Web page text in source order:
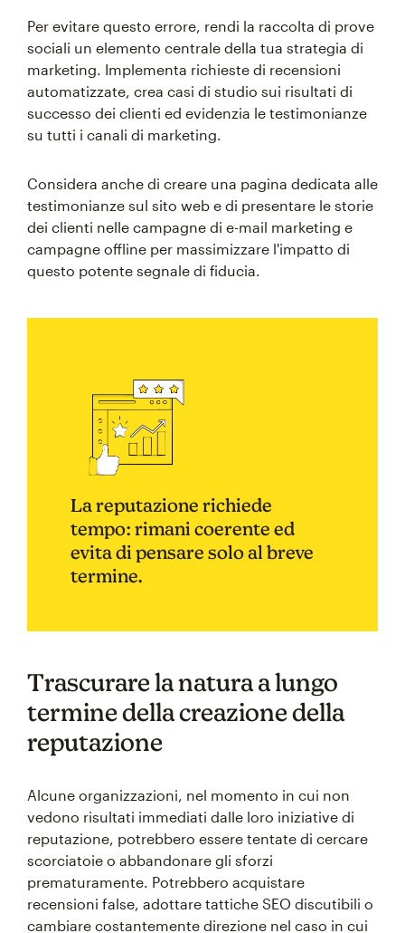
Per evitare questo errore, rendi la raccolta di prove
sociali un elemento centrale della tua strategia di
marketing. Implementa richieste di recensioni
automatizzate, crea casi di studio sui risultati di
successo dei clienti ed evidenzia le testimonianze
su tutti i canali di marketing.
Considera anche di creare una pagina dedicata alle
testimonianze sul sito web e di presentare le storie
dei clienti nelle campagne di e-mail marketing e
campagne offline per massimizzare l'impatto di
questo potente segnale di fiducia.
La reputazione richiede
tempo: rimani coerente ed
evita di pensare solo al breve
termine.
Trascurare la natura a lungo
termine della creazione della
reputazione
Alcune organizzazioni, nel momento in cui non
vedono risultati immediati dalle loro iniziative di
reputazione, potrebbero essere tentate di cercare
scorciatoie o abbandonare gli sforzi
prematuramente. Potrebbero acquistare
recensioni false, adottare tattiche SEO discutibili o
cambiare costantemente direzione nel caso in cui